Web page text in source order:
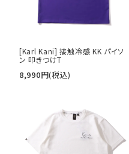
[Karl Kani] 接触冷感 KK パイソ
ン 叩きつけT
8,990円(税込)